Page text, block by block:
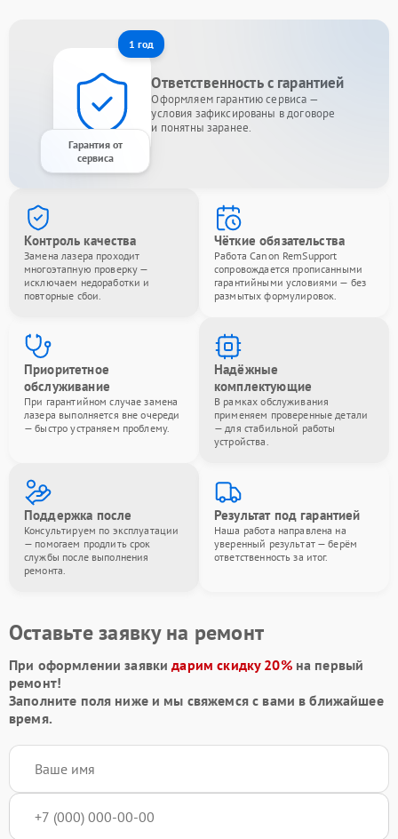
1 год
Гарантия от
сервиса
Ответственность с гарантией
Оформляем гарантию сервиса —
условия зафиксированы в договоре
и понятны заранее.
Контроль качества
Замена лазера проходит
многоэтапную проверку —
исключаем недоработки и
повторные сбои.
Чёткие обязательства
Работа Canon RemSupport
сопровождается прописанными
гарантийными условиями — без
размытых формулировок.
Приоритетное
обслуживание
При гарантийном случае замена
лазера выполняется вне очереди
— быстро устраняем проблему.
Надёжные
комплектующие
В рамках обслуживания
применяем проверенные детали
— для стабильной работы
устройства.
Поддержка после
Консультируем по эксплуатации
— помогаем продлить срок
службы после выполнения
ремонта.
Результат под гарантией
Наша работа направлена на
уверенный результат — берём
ответственность за итог.
Оставьте заявку на ремонт
При оформлении заявкидарим скидку 20%на первый
ремонт!
Заполните поля ниже и мы свяжемся с вами в ближайшее
время.